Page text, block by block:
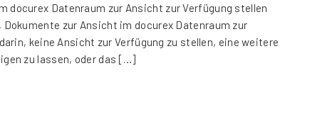
docurex Datenraum zur Ansicht zur Verfügung stellen
zur Ansicht im docurex Datenraum zur
keine Ansicht zur Verfügung zu stellen, eine weitere
zu lassen, oder das […]